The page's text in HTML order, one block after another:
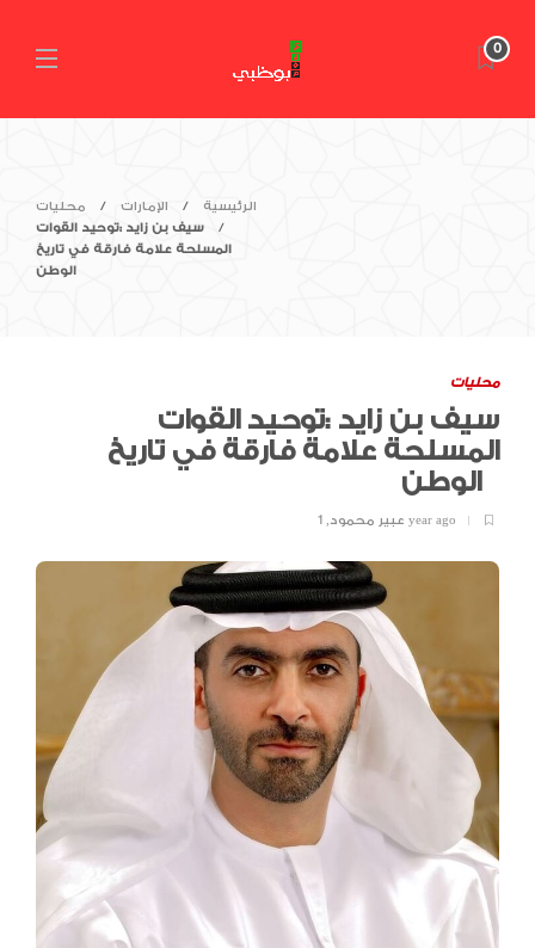
0
الرئيسية الإمارات
محليات
سيف بن زايد :توحيد القوات
المسلحة علامة فارقة في تاريخ
الوطن
محليات
سيف بن زايد :توحيد القوات
المسلحة علامة فارقة في تاريخ
عبير محمود, 1 year ago